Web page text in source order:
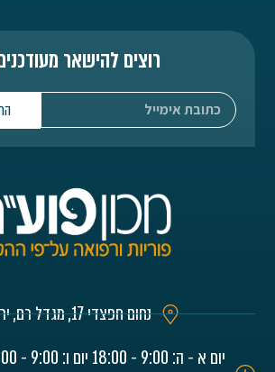
רוצים להישאר
נחום חפצדי 17, מגדל רם, ירושלים